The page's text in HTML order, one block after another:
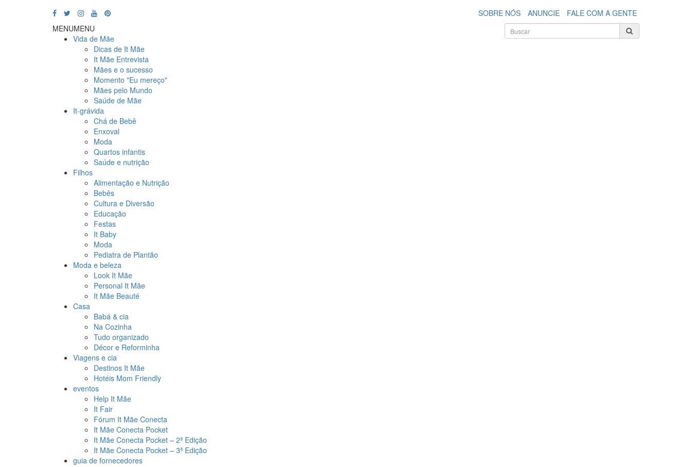
SOBRE NÓS ANUNCIE
FALE COM A GENTE
MENUMENU
Vida de Mãe
Dicas de It Mãe
It Mãe Entrevista
Mães e o sucesso
Momento "Eu mereço"
Mães pelo Mundo
Saúde de Mãe
It-grávida
Chá de Bebê
Enxoval
Moda
Quartos infantis
Saúde e nutrição
Filhos
Alimentação e Nutrição
Bebês
Cultura e Diversão
Educação
Festas
It Baby
Moda
Pediatra de Plantão
Moda e beleza
Look It Mãe
Personal It Mãe
It Mãe Beauté
Casa
Babá & cia
Na Cozinha
Tudo organizado
Décor e Reforminha
Viagens e cia
Destinos It Mãe
Hotéis Mom Friendly
eventos
Help It Mãe
It Fair
Fórum It Mãe Conecta
It Mãe Conecta Pocket
It Mãe Conecta Pocket – 2ª Edição
It Mãe Conecta Pocket – 3ª Edição
guia de fornecedores